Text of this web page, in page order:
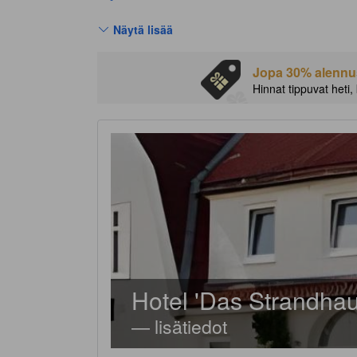
Näytä lisää
Jopa 30%
Hinnat tippuvat
Hotel 'Das
— lisätiedot